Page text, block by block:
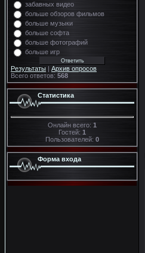
забавных видео
больше обзоров фильмов
больше музыки
больше софта
больше фотографий
больше игр
Результаты | Архив опросов
Всего ответов: 568
Статистика
Онлайн всего: 1
Гостей: 1
Пользователей: 0
Форма входа